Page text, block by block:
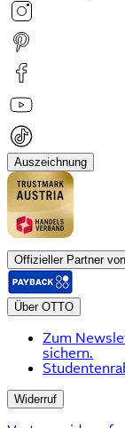
Auszeichnung
Offizieller Partner
Über OTTO
Zum
sichern.
Widerruf